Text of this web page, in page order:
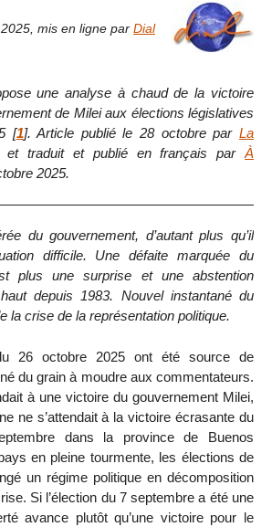
mis en ligne par Dial
une analyse à chaud de la victoire
de Milei aux élections législatives
[1]. Article publié le 28 octobre parLa
traduit et publié en français parÀ
2025.
du gouvernement, d’autant plus qu’il
difficile. Une défaite marquée du
plus une surprise et une abstention
depuis 1983. Nouvel instantané du
la crise de la représentation politique.
26 octobre 2025 ont été source de
du grain à moudre aux commentateurs.
à une victoire du gouvernement Milei,
ne s’attendait à la victoire écrasante du
dans la province de Buenos
en pleine tourmente, les élections de
un régime politique en décomposition
Si l’élection du 7 septembre a été une
avance plutôt qu’une victoire pour le